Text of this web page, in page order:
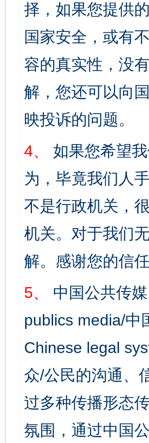
择，如果您提供
国家安全，或有
容的真实性，没
解，您还可以向
映投诉的问题。
4、
如果您希望
为，毕竟我们人
不是行政机关，
机关。对于我们
解。感谢您的信
5、
中国公共传
publics media/中
Chinese legal
众/公民的沟通、
过多种传播形态
氛围，通过中国